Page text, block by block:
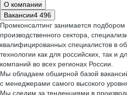
О компании
Вакансии4 496
Промконсалтинг занимается
производственного сектора,
квалифицированных специалистов в
технологии как для российских, так и
компаний во всех регионах России.
Мы обладаем обширной базой
с менеджерами самого высокого
Мы следим за тенденциями в